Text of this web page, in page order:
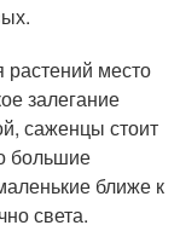
растений место
залегание
саженцы стоит
большие
ближе к
света.